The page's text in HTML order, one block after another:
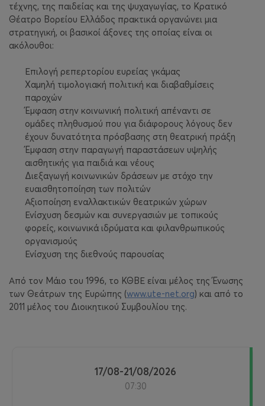
τέχνης, της παιδείας και της ψυχαγωγίας, το Κρατικό
Θέατρο Βορείου Ελλάδος πρακτικά οργανώνει μια
στρατηγική, οι βασικοί άξονες της οποίας είναι οι
ακόλουθοι:
Επιλογή ρεπερτορίου ευρείας γκάμας
Χαμηλή τιμολογιακή πολιτική και διαβαθμίσεις
παροχών
Έμφαση στην κοινωνική πολιτική απέναντι σε
ομάδες πληθυσμού που για διάφορους λόγους δεν
έχουν δυνατότητα πρόσβασης στη θεατρική πράξη
Έμφαση στην παραγωγή παραστάσεων υψηλής
αισθητικής για παιδιά και νέους
Διεξαγωγή κοινωνικών δράσεων με στόχο την
ευαισθητοποίηση των πολιτών
Αξιοποίηση εναλλακτικών θεατρικών χώρων
Ενίσχυση δεσμών και συνεργασιών με τοπικούς
φορείς, κοινωνικά ιδρύματα και φιλανθρωπικούς
οργανισμούς
Ενίσχυση της διεθνούς παρουσίας
Από τον Μάιο του 1996, το ΚΘΒΕ είναι μέλος της Ένωσης
των Θεάτρων της Ευρώπης (www.ute-net.org) και από το
2011 μέλος του Διοικητικού Συμβουλίου της.
17/08-21/08/2026
07:30